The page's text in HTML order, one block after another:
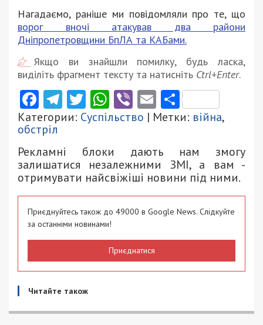
Нагадаємо, раніше ми повідомляли про те, що
ворог вночі атакував два райони
Дніпропетровщини БпЛА та КАБами.
Якщо ви знайшли помилку, будь ласка,
виділіть фрагмент тексту та натисніть Ctrl+Enter.
Facebook
Telegram
Twitter
WhatsApp
ViberEmail
Категории: Суспільство | Метки: війна,
обстріл
Рекламні блоки дають нам змогу
залишатися незалежними ЗМІ, а вам -
отримувати найсвіжіші новини під ними.
Приєднуйтесь також до 49000 в Google News. Слідкуйте
за останніми новинами!
Приєднатися
Читайте також